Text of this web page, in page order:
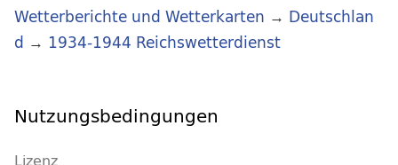
Wetterberichte und Wetterkarten → Deutschlan
d → 1934-1944 Reichswetterdienst
Nutzungsbedingungen